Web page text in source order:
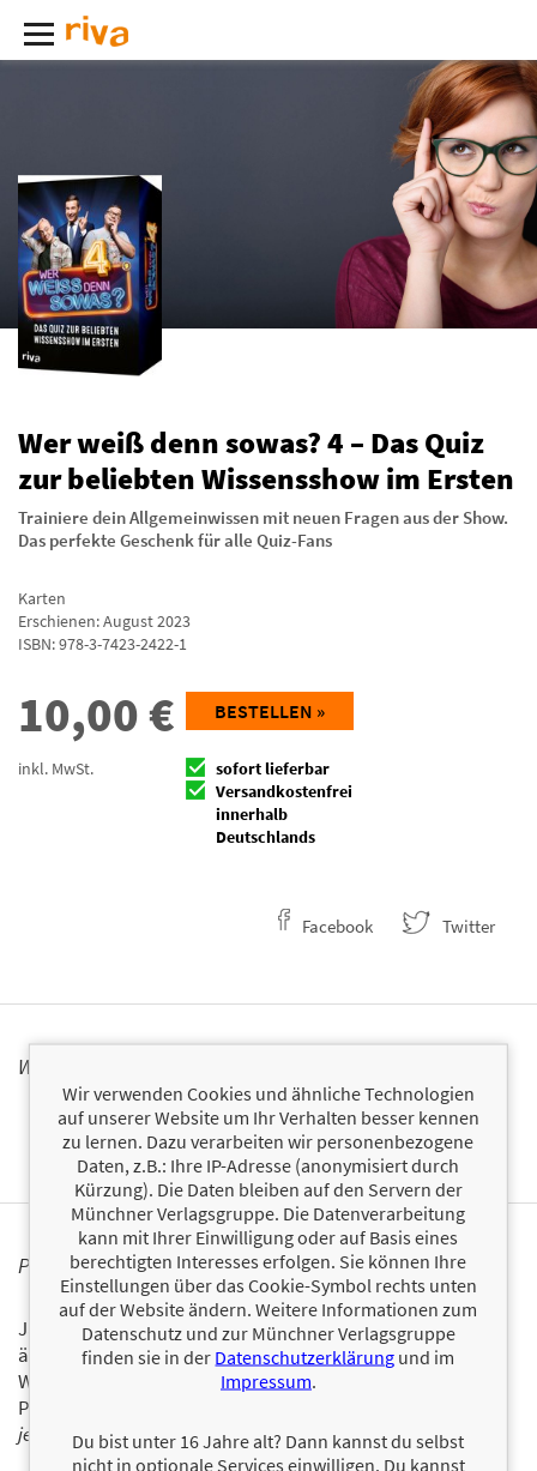
Wer weiß denn sowas? 4 – Das Quiz
zur beliebten Wissensshow im Ersten
Trainiere dein Allgemeinwissen mit neuen Fragen aus der Show.
Das perfekte Geschenk für alle Quiz-Fans
Karten
Erschienen: August 2023
ISBN:978-3-7423-2422-1
10,00€
inkl. MwSt.
BESTELLEN »
sofort lieferbar
Versandkostenfrei
innerhalb
Deutschlands
Facebook Twitter
WARNHINWEIS
Trägt CE-Logo.
PERSONALISIERTE PRODUKTINFORMATIONEN
Ja, ich will über interessante Neuerscheinungen und
ähnliche Produkte informiert werden.
Wir halten Sie per E-Mail auf dem aktuellen Stand über das
Programm der Münchner Verlagsgruppe.
jetzt ein!
Wir verwenden Cookies und ähnliche Technologien
auf unserer Website um Ihr Verhalten besser kennen
zu lernen. Dazu verarbeiten wir personenbezogene
Daten, z.B.: Ihre IP-Adresse (anonymisiert durch
Kürzung). Die Daten bleiben auf den Servern der
Münchner Verlagsgruppe. Die Datenverarbeitung
kann mit Ihrer Einwilligung oder auf Basis eines
berechtigten Interesses erfolgen. Sie können Ihre
Einstellungen über das Cookie-Symbol rechts unten
auf der Website ändern. Weitere Informationen zum
Datenschutz und zur Münchner Verlagsgruppe
finden sie in der Datenschutzerklärung und im
Impressum.
Du bist unter 16 Jahre alt? Dann kannst du selbst
nicht in optionale Services einwilligen. Du kannst